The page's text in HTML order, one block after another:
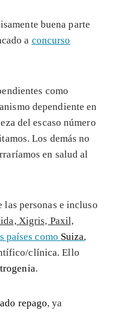
buena parte
a concurso
como
dependiente en
del escaso número
Los demás no
en salud al
las personas e incluso
Xigris, Paxil,
países como Suiza,
clínica. Ello
.
repago, ya